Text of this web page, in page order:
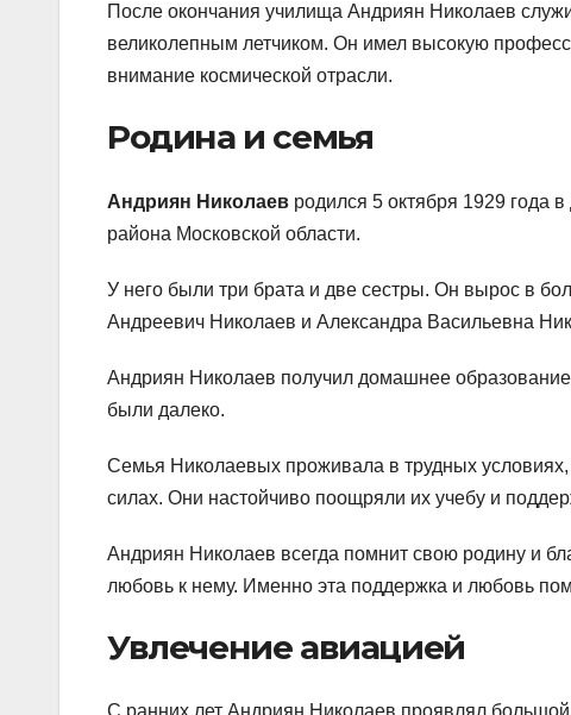
После окончания училища Андриян Николаев
великолепным летчиком. Он имел высокую
внимание космической отрасли.
Родина и семья
Андриян Николаев родился 5 октября 1929 года
района Московской области.
У него были три брата и две сестры. Он вырос в
Андреевич Николаев и Александра Васильевна
Андриян Николаев получил домашнее
были далеко.
Семья Николаевых проживала в трудных условиях,
силах. Они настойчиво поощряли их учебу и
Андриян Николаев всегда помнит свою родину и
любовь к нему. Именно эта поддержка и любовь
Увлечение авиацией